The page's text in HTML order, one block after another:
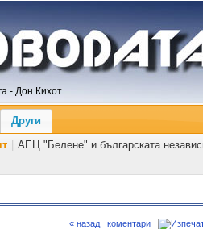
- Дон Кихот
Други
АЕЦ "Белене" и българската
« назад коментари